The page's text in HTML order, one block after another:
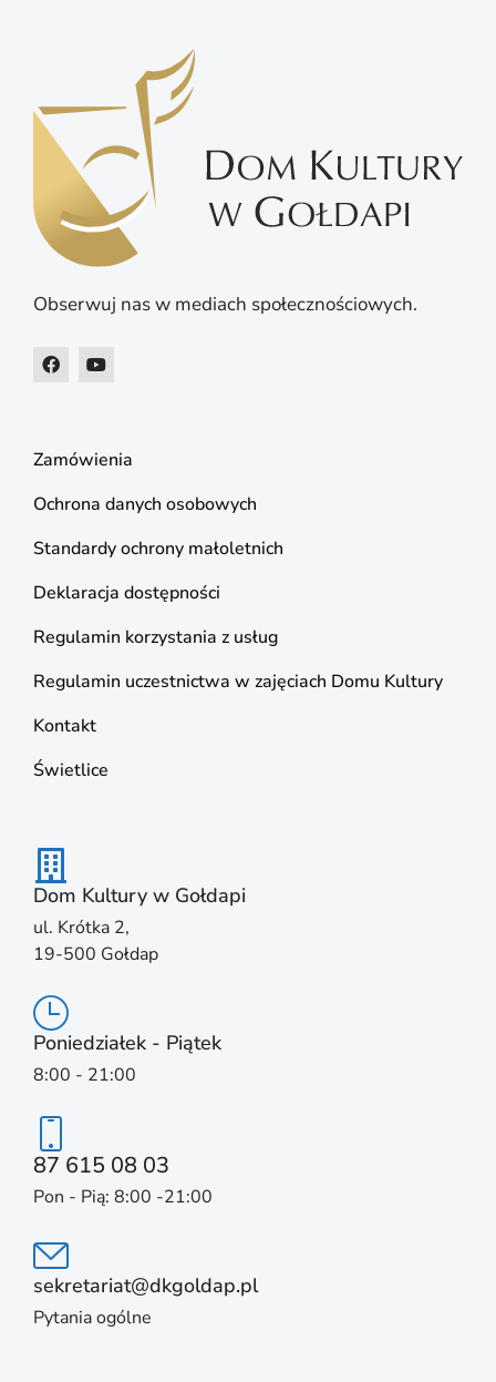
Obserwuj nas w mediach społecznościowych.
Zamówienia
Ochrona danych osobowych
Standardy ochrony małoletnich
Deklaracja dostępności
Regulamin korzystania z usług
Regulamin uczestnictwa w zajęciach Domu Kultury
Kontakt
Świetlice
Dom Kultury w Gołdapi
ul. Krótka 2,
19-500 Gołdap
Poniedziałek - Piątek
8:00 - 21:00
87 615 08 03
Pon - Pią: 8:00 -21:00
sekretariat@dkgoldap.pl
Pytania ogólne